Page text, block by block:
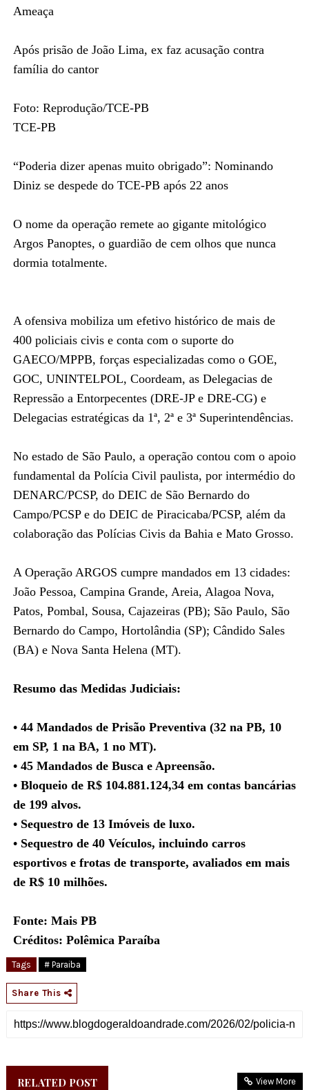
Ameaça
Após prisão de João Lima, ex faz acusação contra
família do cantor
Foto: Reprodução/TCE-PB
TCE-PB
“Poderia dizer apenas muito obrigado”: Nominando
Diniz se despede do TCE-PB após 22 anos
O nome da operação remete ao gigante mitológico
Argos Panoptes, o guardião de cem olhos que nunca
dormia totalmente.
A ofensiva mobiliza um efetivo histórico de mais de
400 policiais civis e conta com o suporte do
GAECO/MPPB, forças especializadas como o GOE,
GOC, UNINTELPOL, Coordeam, as Delegacias de
Repressão a Entorpecentes (DRE-JP e DRE-CG) e
Delegacias estratégicas da 1ª, 2ª e 3ª Superintendências.
No estado de São Paulo, a operação contou com o apoio
fundamental da Polícia Civil paulista, por intermédio do
DENARC/PCSP, do DEIC de São Bernardo do
Campo/PCSP e do DEIC de Piracicaba/PCSP, além da
colaboração das Polícias Civis da Bahia e Mato Grosso.
A Operação ARGOS cumpre mandados em 13 cidades:
João Pessoa, Campina Grande, Areia, Alagoa Nova,
Patos, Pombal, Sousa, Cajazeiras (PB); São Paulo, São
Bernardo do Campo, Hortolândia (SP); Cândido Sales
(BA) e Nova Santa Helena (MT).
Resumo das Medidas Judiciais:
• 44 Mandados de Prisão Preventiva (32 na PB, 10
em SP, 1 na BA, 1 no MT).
• 45 Mandados de Busca e Apreensão.
• Bloqueio de R$ 104.881.124,34 em contas bancárias
de 199 alvos.
• Sequestro de 13 Imóveis de luxo.
• Sequestro de 40 Veículos, incluindo carros
esportivos e frotas de transporte, avaliados em mais
de R$ 10 milhões.
Fonte: Mais PB
Créditos: Polêmica Paraíba
Tags # Paraiba
Share This
RELATED POST View More